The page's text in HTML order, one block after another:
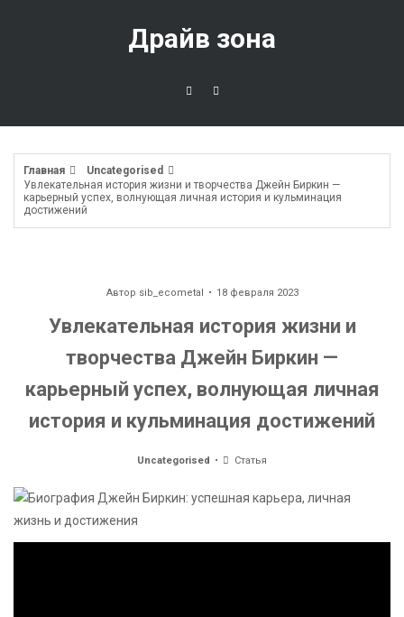
Драйв зона
Главная
Uncategorised
Увлекательная история жизни и творчества Джейн Биркин —
карьерный успех, волнующая личная история и кульминация
достижений
Автор sib_ecometal 18 февраля 2023
Увлекательная история жизни и
творчества Джейн Биркин —
карьерный успех, волнующая личная
история и кульминация достижений
Uncategorised Статья